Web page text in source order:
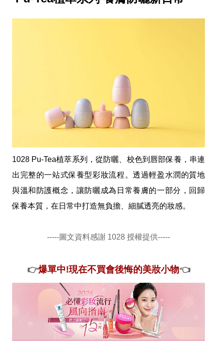
1028 Pu-Tea植萃系列，從防曬、校色到唇部保養，串連
出完整的一站式保養型彩妝流程。透過輕盈水潤的質地
與溫和防護概念，讓防曬成為日常養膚的一部分，回歸
保養本質，在日常中打造無負擔、細膩透亮的妝感。
-----圖文資料感謝 1028 授權提供-----
👉爆單中!現在不買會後悔的美妝小物👈